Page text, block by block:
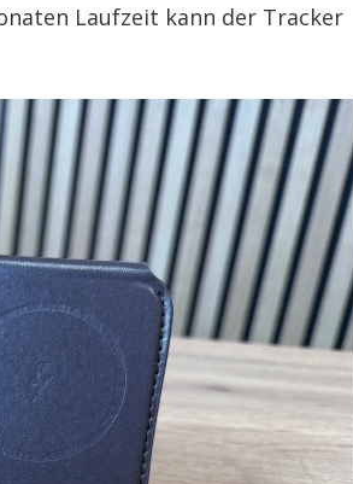
Laufzeit kann der Tracker